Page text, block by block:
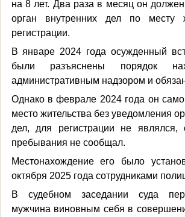
на 8 лет. Два раза в месяц он
орган внутренних дел по месту
регистрации.
В январе 2024 года осужденный
были разъяснены порядок
административным надзором и
Однако в феврале 2024 года он
место жительства без уведомления
дел, для регистрации не являлся,
пребывания не сообщал.
Местонахождение его было
октября 2025 года сотрудниками
В судебном заседании суда
мужчина виновным себя в